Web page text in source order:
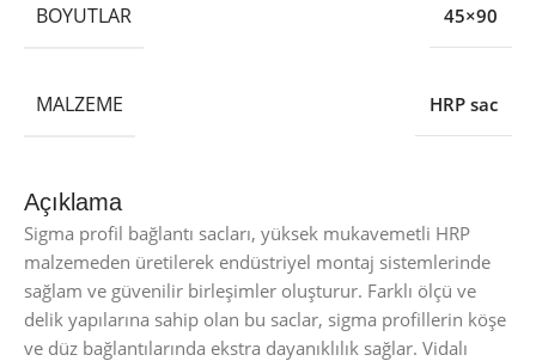
Açıklama
Sigma profil bağlantı sacları, yüksek mukavemetli HRP
malzemeden üretilerek endüstriyel montaj sistemlerinde
sağlam ve güvenilir birleşimler oluşturur. Farklı ölçü ve
delik yapılarına sahip olan bu saclar, sigma profillerin köşe
ve düz bağlantılarında ekstra dayanıklılık sağlar. Vidalı
BOYUTLAR 45×90
MALZEME HRP sac